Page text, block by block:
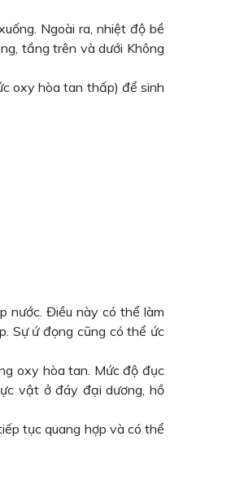
Ngoài ra, nhiệt độ bề
tầng trên và dưới Không
oxy hòa tan thấp) để sinh
nước. Điều này có thể làm
Sự ứ đọng cũng có thể ức
oxy hòa tan. Mức độ đục
vật ở đáy đại dương, hồ
tục quang hợp và có thể